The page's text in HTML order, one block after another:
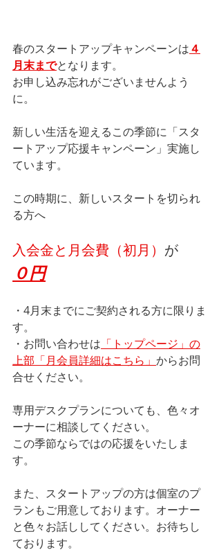
春のスタートアップキャンペーンは４
月末までとなります。
お申し込み忘れがございませんよう
に。
新しい生活を迎えるこの季節に「スタ
ートアップ応援キャンペーン」実施し
ています。
この時期に、新しいスタートを切られ
る方へ
入会金と月会費（初月） が
０円
・4月末までにご契約される方に限りま
す。
・お問い合わせは 「トップページ」の
上部「月会員詳細はこちら 」 からお問
合せください。
専用デスクプランについても、色々オ
ーナーに相談してください。
この季節ならではの応援をいたしま
す。
また、スタートアップの方は個室のプ
ランもご用意しております。オーナー
と色々お話ししてください。お待ちし
ております。